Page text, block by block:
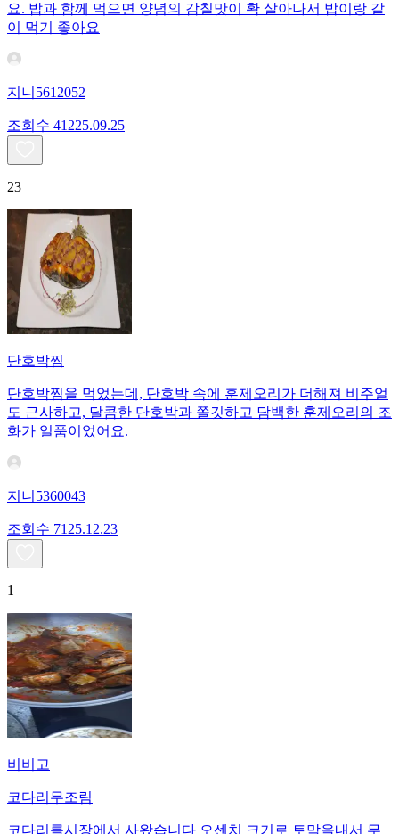
요. 밥과 함께 먹으면 양념의 감칠맛이 확 살아나서 밥이랑 같
이 먹기 좋아요
지니5612052
조회수 41225.09.25
23
단호박찜
단호박찜을 먹었는데, 단호박 속에 훈제오리가 더해져 비주얼
도 근사하고, 달콤한 단호박과 쫄깃하고 담백한 훈제오리의 조
화가 일품이었어요.
지니5360043
조회수 71 25.12.23
1
비비고
코다리무조림
코다리를시장에서 사왔습니다 오센치 크기로 토막을내서 무